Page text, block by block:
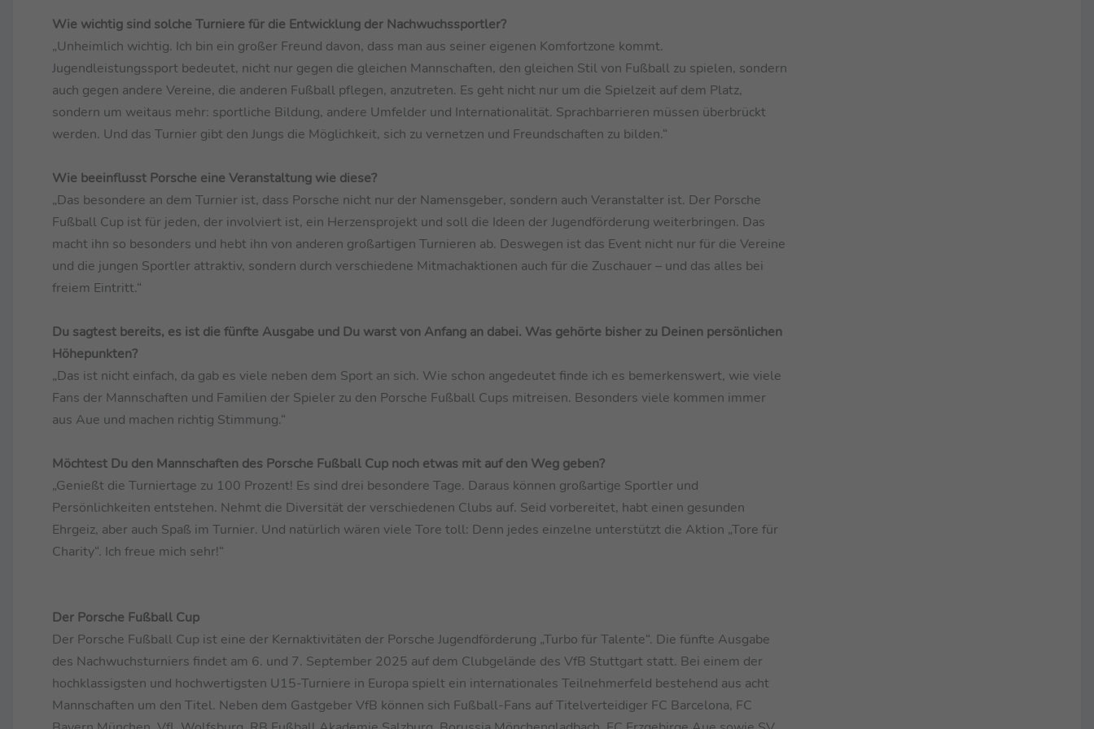
Wie wichtig sind solche Turniere für die Entwicklung der Nachwuchssportler?
„Unheimlich wichtig. Ich bin ein großer Freund davon, dass man aus seiner eigenen Komfortzone kommt.
Jugendleistungssport bedeutet, nicht nur gegen die gleichen Mannschaften, den gleichen Stil von Fußball zu spielen, sondern
auch gegen andere Vereine, die anderen Fußball pflegen, anzutreten. Es geht nicht nur um die Spielzeit auf dem Platz,
sondern um weitaus mehr: sportliche Bildung, andere Umfelder und Internationalität. Sprachbarrieren müssen überbrückt
werden. Und das Turnier gibt den Jungs die Möglichkeit, sich zu vernetzen und Freundschaften zu bilden.“
Wie beeinflusst Porsche eine Veranstaltung wie diese?
„Das besondere an dem Turnier ist, dass Porsche nicht nur der Namensgeber, sondern auch Veranstalter ist. Der Porsche
Fußball Cup ist für jeden, der involviert ist, ein Herzensprojekt und soll die Ideen der Jugendförderung weiterbringen. Das
macht ihn so besonders und hebt ihn von anderen großartigen Turnieren ab. Deswegen ist das Event nicht nur für die Vereine
und die jungen Sportler attraktiv, sondern durch verschiedene Mitmachaktionen auch für die Zuschauer – und das alles bei
freiem Eintritt.“
Du sagtest bereits, es ist die fünfte Ausgabe und Du warst von Anfang an dabei. Was gehörte bisher zu Deinen persönlichen
Höhepunkten?
„Das ist nicht einfach, da gab es viele neben dem Sport an sich. Wie schon angedeutet finde ich es bemerkenswert, wie viele
Fans der Mannschaften und Familien der Spieler zu den Porsche Fußball Cups mitreisen. Besonders viele kommen immer
aus Aue und machen richtig Stimmung.“
Möchtest Du den Mannschaften des Porsche Fußball Cup noch etwas mit auf den Weg geben?
„Genießt die Turniertage zu 100 Prozent! Es sind drei besondere Tage. Daraus können großartige Sportler und
Persönlichkeiten entstehen. Nehmt die Diversität der verschiedenen Clubs auf. Seid vorbereitet, habt einen gesunden
Ehrgeiz, aber auch Spaß im Turnier. Und natürlich wären viele Tore toll: Denn jedes einzelne unterstützt die Aktion „Tore für
Charity“. Ich freue mich sehr!“
Der Porsche Fußball Cup
Der Porsche Fußball Cup ist eine der Kernaktivitäten der Porsche Jugendförderung „Turbo für Talente“. Die fünfte Ausgabe
des Nachwuchsturniers findet am 6. und 7. September 2025 auf dem Clubgelände des VfB Stuttgart statt. Bei einem der
hochklassigsten und hochwertigsten U15-Turniere in Europa spielt ein internationales Teilnehmerfeld bestehend aus acht
Mannschaften um den Titel. Neben dem Gastgeber VfB können sich Fußball-Fans auf Titelverteidiger FC Barcelona, FC